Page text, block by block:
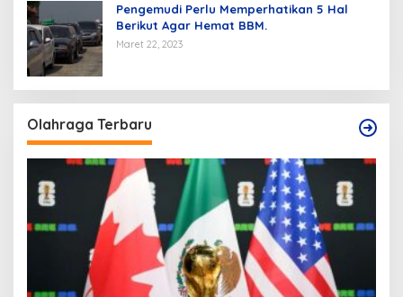
Pengemudi Perlu Memperhatikan 5 Hal
Berikut Agar Hemat BBM.
Maret 22, 2023
Olahraga Terbaru